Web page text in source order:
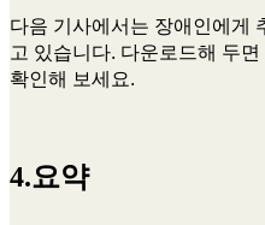
다음 기사에서는 장애인에게
고 있습니다. 다운로드해 두
확인해 보세요.
4.요약